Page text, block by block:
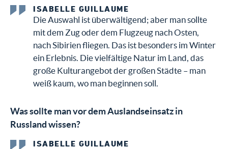
ISABELLE GUILLAUME
Die Auswahl ist überwältigend; aber man sollte
mit dem Zug oder dem Flugzeug nach Osten,
nach Sibirien fliegen. Das ist besonders im Winter
ein Erlebnis. Die vielfältige Natur im Land, das
große Kulturangebot der großen Städte – man
weiß kaum, wo man beginnen soll.
Was sollte man vor dem Auslandseinsatz in
Russland wissen?
ISABELLE GUILLAUME